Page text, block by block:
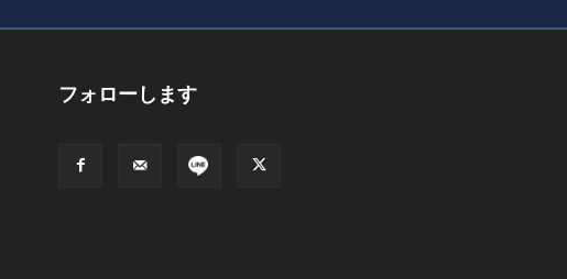
フォローします